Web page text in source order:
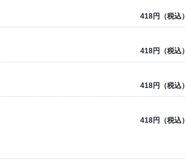
418円（税込）
418円（税込）
418円（税込）
418円（税込）